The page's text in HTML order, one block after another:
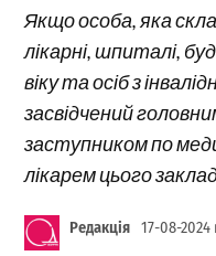
Якщо особа, яка
лікарні, шпиталі,
віку та осіб з
засвідчений
заступником по
лікарем цього
Редакція 17-08-2024